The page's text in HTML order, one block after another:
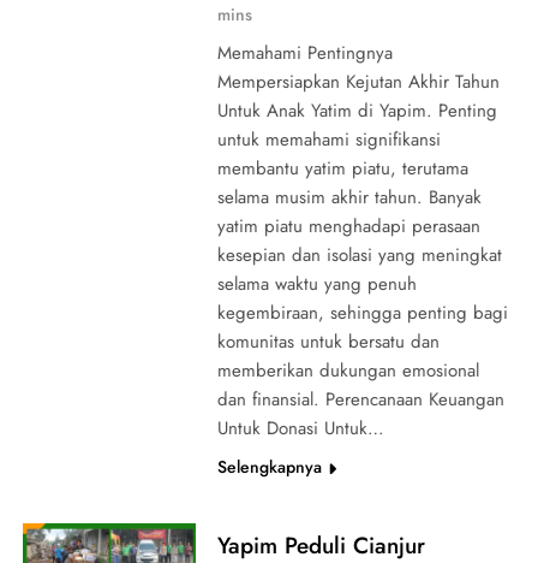
mins
Memahami Pentingnya
Mempersiapkan Kejutan Akhir Tahun
Untuk Anak Yatim di Yapim. Penting
untuk memahami signifikansi
membantu yatim piatu, terutama
selama musim akhir tahun. Banyak
yatim piatu menghadapi perasaan
kesepian dan isolasi yang meningkat
selama waktu yang penuh
kegembiraan, sehingga penting bagi
komunitas untuk bersatu dan
memberikan dukungan emosional
dan finansial. Perencanaan Keuangan
Untuk Donasi Untuk…
Selengkapnya
Yapim Peduli Cianjur